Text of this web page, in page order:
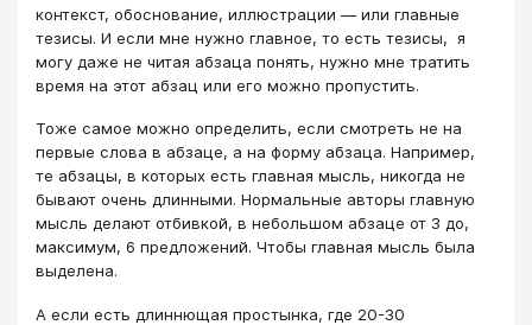
контекст, обоснование, иллюстрации — или главные
тезисы. И если мне нужно главное, то есть тезисы, я
могу даже не читая абзаца понять, нужно мне тратить
время на этот абзац или его можно пропустить.
Тоже самое можно определить, если смотреть не на
первые слова в абзаце, а на форму абзаца. Например,
те абзацы, в которых есть главная мысль, никогда не
бывают очень длинными. Нормальные авторы главную
мысль делают отбивкой, в небольшом абзаце от 3 до,
максимум, 6 предложений. Чтобы главная мысль была
выделена.
А если есть длиннющая простынка, где 20-30